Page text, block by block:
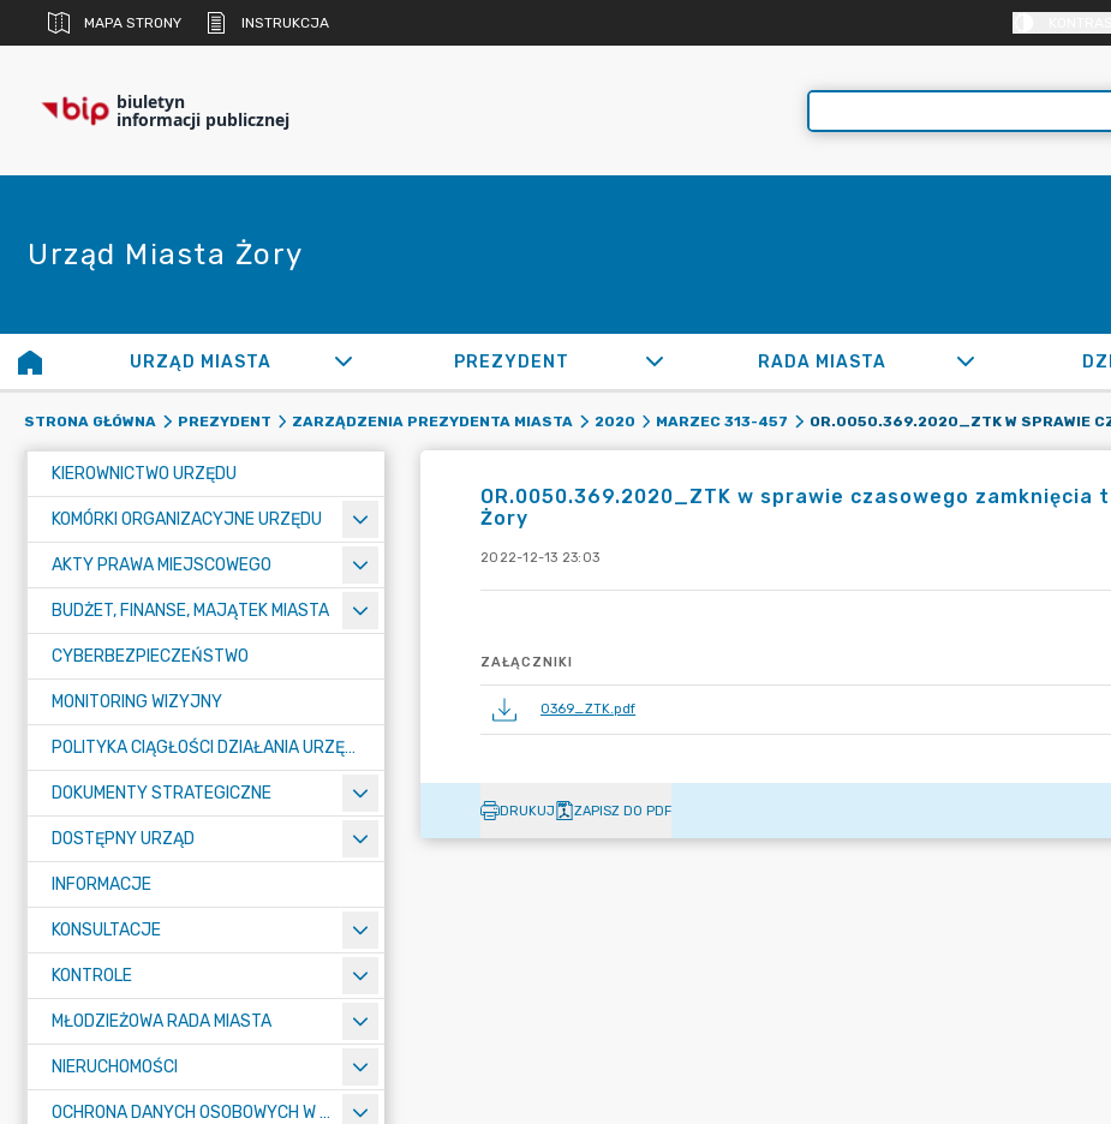
MAPA STRONY INSTRUKCJA
biuletyn
informacji publicznej
Urząd Miasta Żory
URZĄD MIASTA PREZYDENT RADA MIASTA
STRONA GŁÓWNA PREZYDENT ZARZĄDZENIA PREZYDENTA MIASTA 2020 MARZEC 313-457
KIEROWNICTWO URZĘDU
KOMÓRKI ORGANIZACYJNE URZĘDU
AKTY PRAWA MIEJSCOWEGO
BUDŻET, FINANSE, MAJĄTEK MIASTA
CYBERBEZPIECZEŃSTWO
MONITORING WIZYJNY
POLITYKA CIĄGŁOŚCI DZIAŁANIA URZĘDU MIASTA ŻORY
DOKUMENTY STRATEGICZNE
DOSTĘPNY URZĄD
INFORMACJE
KONSULTACJE
KONTROLE
MŁODZIEŻOWA RADA MIASTA
NIERUCHOMOŚCI
OCHRONA DANYCH OSOBOWYCH W URZĘDZIE MIASTA ŻORY - RODO
OR.0050.369.2020_ZTK w sprawie czasowego
Żory
2022-12-13 23:03
ZAŁĄCZNIKI
0369_ZTK.pdf
DRUKUJ ZAPISZ DO PDF